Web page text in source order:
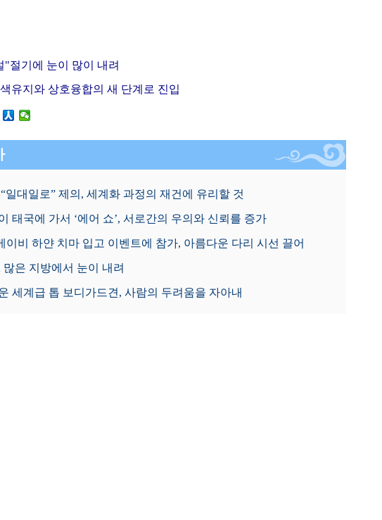
"절기에 눈이 많이 내려
유지와 상호융합의 새 단계로 진입
일대일로” 제의, 세계화 과정의 재건에 유리할 것
태국에 가서 ‘에어 쇼’, 서로간의 우의와 신뢰를 증가
이비 하얀 치마 입고 이벤트에 참가, 아름다운 다리 시선 끌어
많은 지방에서 눈이 내려
세계급 톱 보디가드견, 사람의 두려움을 자아내